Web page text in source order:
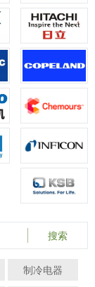
搜索
制冷电器